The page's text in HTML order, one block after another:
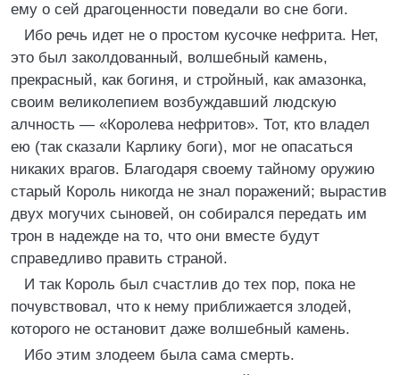
ему о сей драгоценности поведали во сне боги.
Ибо речь идет не о простом кусочке нефрита. Нет,
это был заколдованный, волшебный камень,
прекрасный, как богиня, и стройный, как амазонка,
своим великолепием возбуждавший людскую
алчность — «Королева нефритов». Тот, кто владел
ею (так сказали Карлику боги), мог не опасаться
никаких врагов. Благодаря своему тайному оружию
старый Король никогда не знал поражений; вырастив
двух могучих сыновей, он собирался передать им
трон в надежде на то, что они вместе будут
справедливо править страной.
И так Король был счастлив до тех пор, пока не
почувствовал, что к нему приближается злодей,
которого не остановит даже волшебный камень.
Ибо этим злодеем была сама смерть.